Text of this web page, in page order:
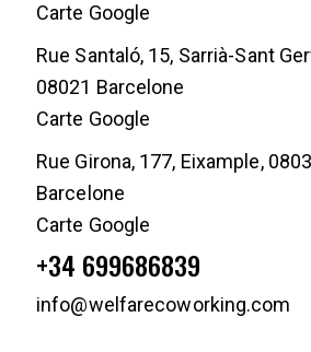
Carte Google
Rue Santaló, 15, Sarrià-Sant
08021 Barcelone
Carte Google
Rue Girona, 177, Eixample,
Barcelone
Carte Google
+34 699686839
info@welfarecoworking.com